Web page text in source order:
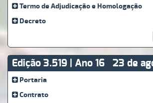
Termo de Adjudicação e Homologação
Decreto
Edição 3.519 | Ano 16 23 de
Portaria
Contrato